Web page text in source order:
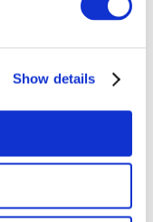
Show details
Concertos
Por países